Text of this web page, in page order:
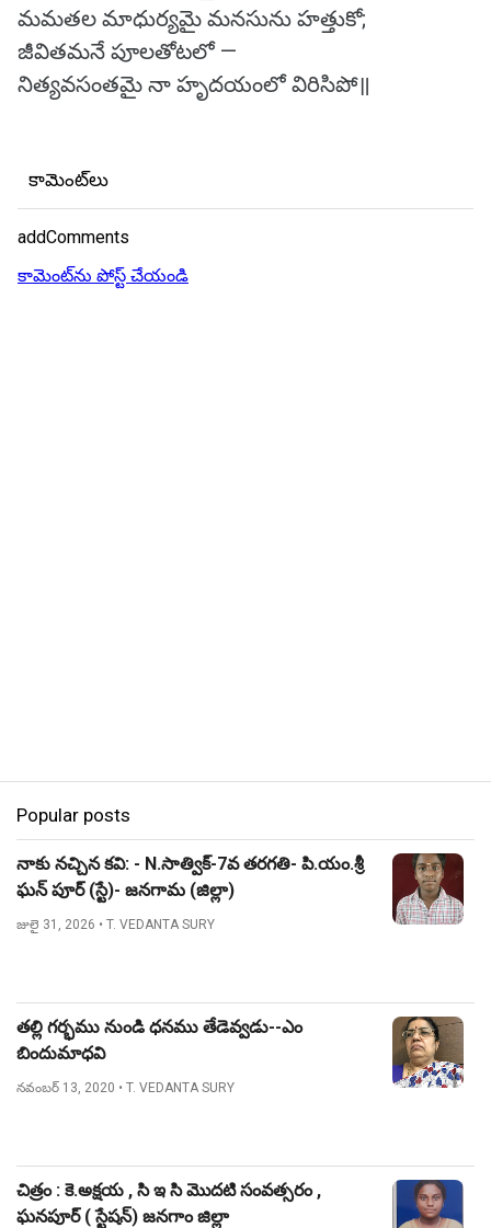
మమతల మాధుర్యమై మనసును హత్తుకో;
జీవితమనే పూలతోటలో —
నిత్యవసంతమై నా హృదయంలో విరిసిపో॥
కామెంట్‌లు
addComments
కామెంట్‌ను పోస్ట్ చేయండి
Popular posts
నాకు నచ్చిన కవి: - N.సాత్విక్-7వ తరగతి- పి.యం.శ్రీ
ఘన్ పూర్ (స్టే)- జనగామ (జిల్లా)
జులై 31, 2026 • T. VEDANTA SURY
తల్లి గర్భము నుండి ధనము తేడెవ్వడు--ఎం
బిందుమాధవి
నవంబర్ 13, 2020 • T. VEDANTA SURY
చిత్రం : కె.అక్షయ , సి ఇ సి మొదటి సంవత్సరం ,
ఘనపూర్ ( స్టేషన్) జనగాం జిల్లా